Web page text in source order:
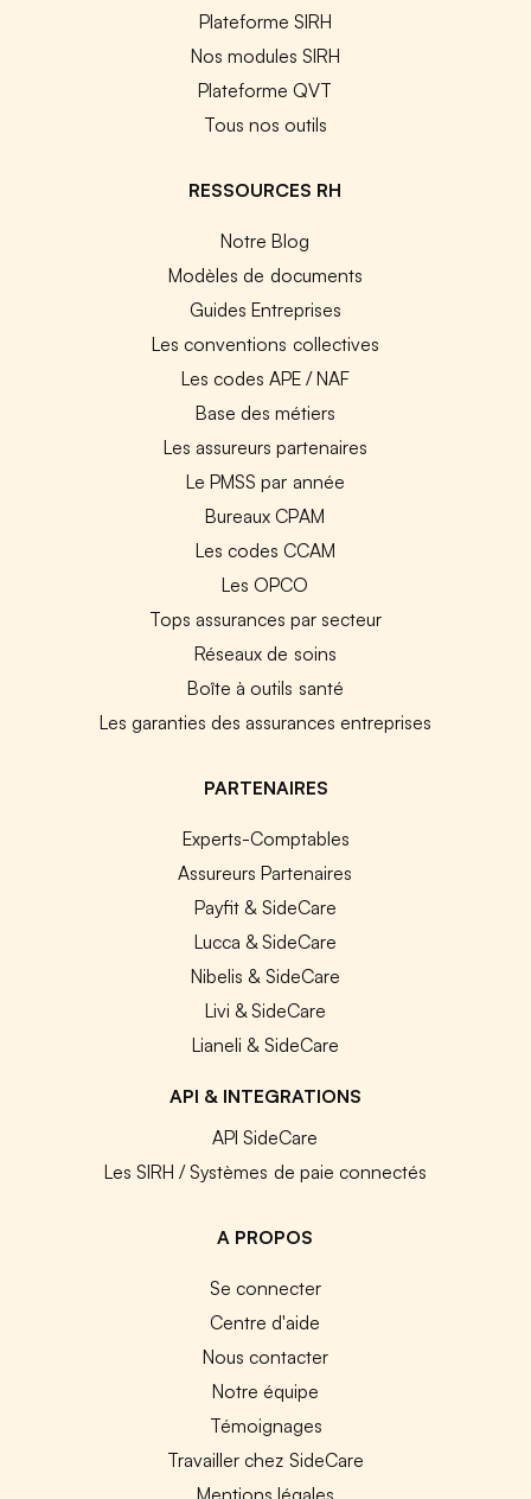
Plateforme SIRH
Nos modules SIRH
Plateforme QVT
Tous nos outils
RESSOURCES RH
Notre Blog
Modèles de documents
Guides Entreprises
Les conventions collectives
Les codes APE / NAF
Base des métiers
Les assureurs partenaires
Le PMSS par année
Bureaux CPAM
Les codes CCAM
Les OPCO
Tops assurances par secteur
Réseaux de soins
Boîte à outils santé
Les garanties des assurances entreprises
PARTENAIRES
Experts-Comptables
Assureurs Partenaires
Payfit & SideCare
Lucca & SideCare
Nibelis & SideCare
Livi & SideCare
Lianeli & SideCare
API & INTEGRATIONS
API SideCare
Les SIRH / Systèmes de paie connectés
A PROPOS
Se connecter
Centre d'aide
Nous contacter
Notre équipe
Témoignages
Travailler chez SideCare
Mentions légales